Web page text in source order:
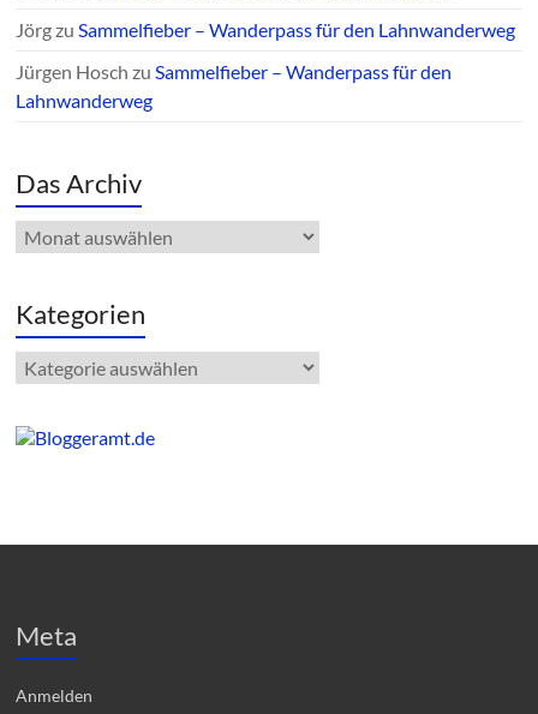
Jörgzu Sammelfieber – Wanderpass für den Lahnwanderweg
Jürgen Hosch zu Sammelfieber – Wanderpass für den
Lahnwanderweg
Das Archiv
Das
Archiv
Kategorien
Kategorien
Meta
Anmelden